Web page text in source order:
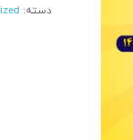
دسته: